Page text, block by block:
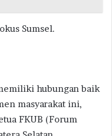
Sumsel.
hubungan baik
masyarakat ini,
FKUB (Forum